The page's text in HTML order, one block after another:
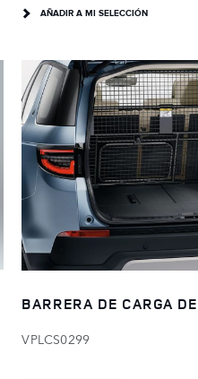
AÑADIR A MI SELECCIÓN
BARRERA DE CARGA
VPLCS0299